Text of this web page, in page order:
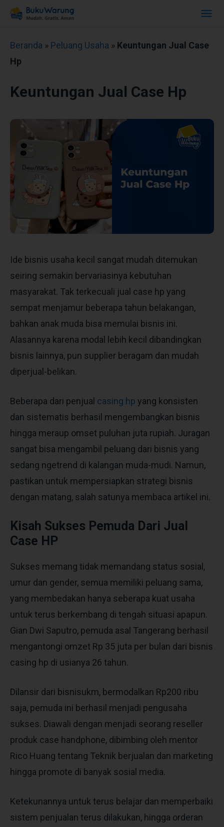
Beranda » Peluang Usaha » Keuntungan Jual Case
Hp
Keuntungan Jual Case Hp
Ide bisnis usaha kecil sangat mudah ditemukan
seiring semakin bervariasinya kebutuhan
masyarakat. Tak terkecuali jual case hp yang
sempat menjamur beberapa tahun belakangan,
bahkan anak muda bisa memulai bisnis ini.
Alasannya karena modal lebih kecil dibandingkan
bisnis lainnya, pun supplier beragam dan mudah
diperjual-belikan.
Beberapa dari penjual casing hp yang konsisten
dan sistematis berhasil mengembangkan bisnis
hingga meraup omset puluhan juta rupiah. Juragan
sangat bisa mengambil peluang dari bisnis yang
sedang ngetrend di kalangan muda-mudi. Namun,
pastikan untuk mempersiapkan strategi bisnis
dengan matang, salah satunya membaca artikel ini.
Kisah Sukses Pemuda Dari Jual
Case HP
Sukses memang tidak memandang status sosial,
umur dan gender, semua memiliki peluang sama,
yang membedakan hanya seberapa kuat usaha
untuk terus berkembang di tengah situasi apapun.
Gian Dwi Saputro, pemuda asal Tangerang berhasil
mengantongi omzet Rp 35 juta per bulan dari bisnis
casing hp di usianya 26 tahun.
Dilansir dari bisnisukm, bermodalkan Rp200 ribu
saja, pemuda ini berhasil menjadi pengusaha
sukses. Diawali dengan menjadi seorang reseller
produk case handphone, dibimbing oleh mentor
Rico Huang tentang Teknik berjualan dan marketing
hingga promote di banyak sosial media.
Ketekunannya untuk terus belajar dan memperbaiki
sistem penjualan terus dilakukan, hingga orderan